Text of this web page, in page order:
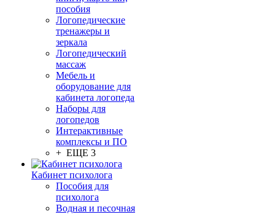
пособия
Логопедические
тренажеры и
зеркала
Логопедический
массаж
Мебель и
оборудование для
кабинета логопеда
Наборы для
логопедов
Интерактивные
комплексы и ПО
+ ЕЩЕ 3
Кабинет психолога
Пособия для
психолога
Водная и песочная